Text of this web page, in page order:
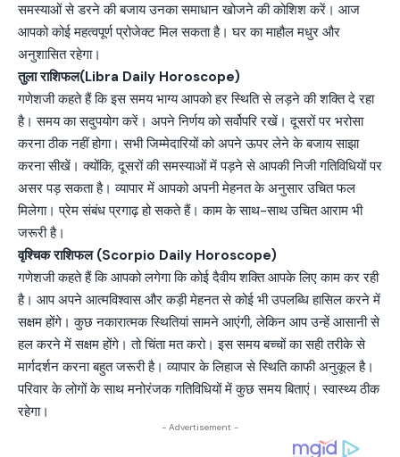
समस्याओं से डरने की बजाय उनका समाधान खोजने की कोशिश करें। आज
आपको कोई महत्वपूर्ण प्रोजेक्ट मिल सकता है। घर का माहौल मधुर और
अनुशासित रहेगा।
तुला राशिफल(Libra Daily Horoscope)
गणेशजी कहते हैं कि इस समय भाग्य आपको हर स्थिति से लड़ने की शक्ति दे रहा
है। समय का सदुपयोग करें। अपने निर्णय को सर्वोपरि रखें। दूसरों पर भरोसा
करना ठीक नहीं होगा। सभी जिम्मेदारियों को अपने ऊपर लेने के बजाय साझा
करना सीखें। क्योंकि, दूसरों की समस्याओं में पड़ने से आपकी निजी गतिविधियों पर
असर पड़ सकता है। व्यापार में आपको अपनी मेहनत के अनुसार उचित फल
मिलेगा। प्रेम संबंध प्रगाढ़ हो सकते हैं। काम के साथ-साथ उचित आराम भी
जरूरी है।
वृश्चिक राशिफल (Scorpio Daily Horoscope)
गणेशजी कहते हैं कि आपको लगेगा कि कोई दैवीय शक्ति आपके लिए काम कर रही
है। आप अपने आत्मविश्वास और कड़ी मेहनत से कोई भी उपलब्धि हासिल करने में
सक्षम होंगे। कुछ नकारात्मक स्थितियां सामने आएंगी, लेकिन आप उन्हें आसानी से
हल करने में सक्षम होंगे। तो चिंता मत करो। इस समय बच्चों का सही तरीके से
मार्गदर्शन करना बहुत जरूरी है। व्यापार के लिहाज से स्थिति काफी अनुकूल है।
परिवार के लोगों के साथ मनोरंजक गतिविधियों में कुछ समय बिताएं। स्वास्थ्य ठीक
रहेगा।
- Advertisement -